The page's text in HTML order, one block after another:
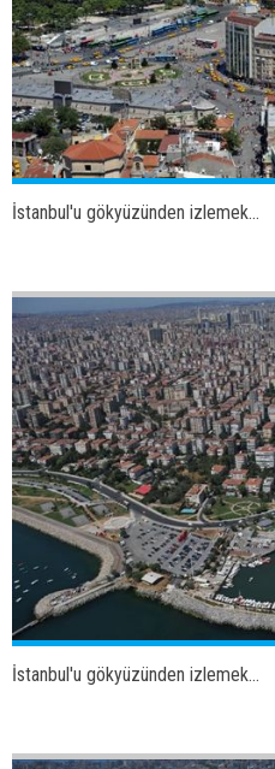
İstanbul'u gökyüzünden izlemek...